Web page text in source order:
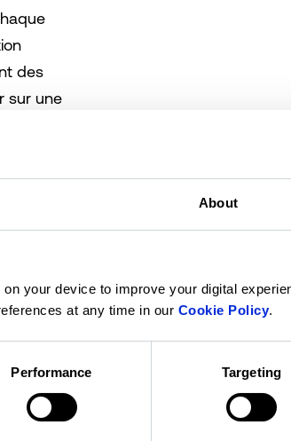
About
your device to improve your digital
at any time in our Cookie Policy.
Performance Targeting
des
sur une
de
son tour,
pour